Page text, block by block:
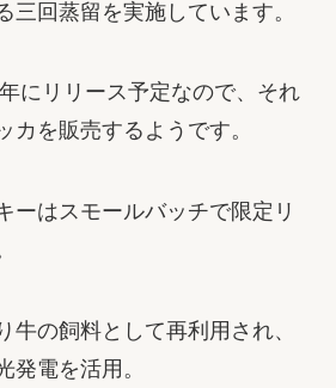
三回蒸留を実施しています。
にリリース予定なので、それ
カを販売するようです。
ーはスモールバッチで限定リ
牛の飼料として再利用され、
発電を活用。